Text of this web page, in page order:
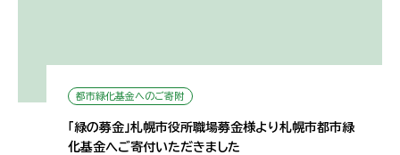
都市緑化基金へのご寄附
「緑の募金」札幌市役所職場募金様より札幌市都市緑
化基金へご寄付いただきました